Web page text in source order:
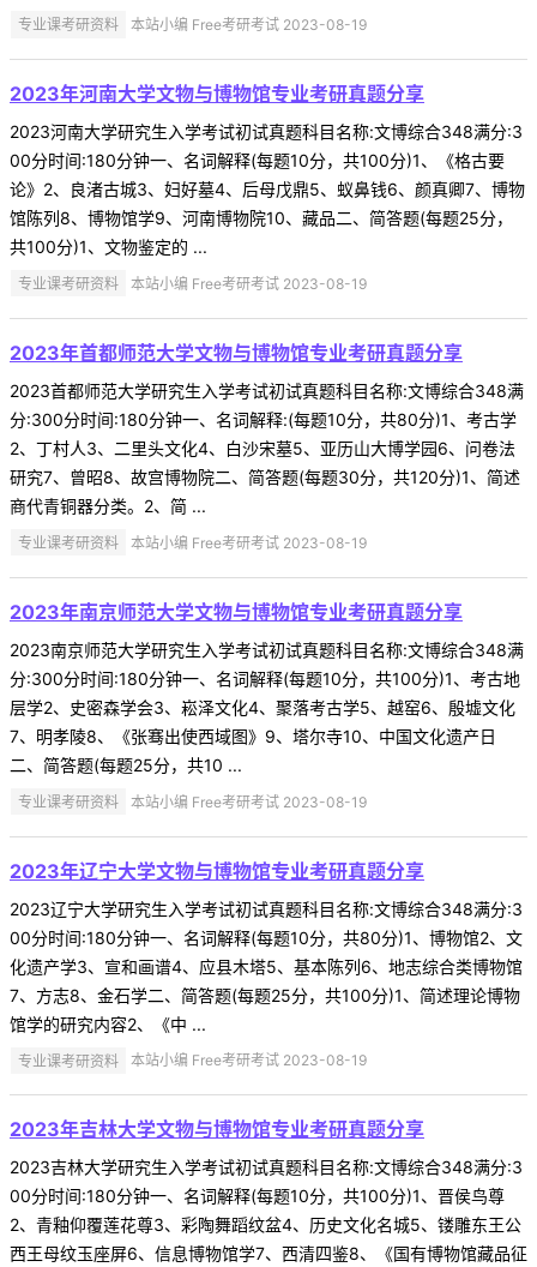
专业课考研资料 本站小编 Free考研考试 2023-08-19
2023年河南大学文物与博物馆专业考研真题分享
2023河南大学研究生入学考试初试真题科目名称:文博综合348满分:3
00分时间:180分钟一、名词解释(每题10分，共100分)1、《格古要
论》2、良渚古城3、妇好墓4、后母戊鼎5、蚁鼻钱6、颜真卿7、博物
馆陈列8、博物馆学9、河南博物院10、藏品二、简答题(每题25分，
共100分)1、文物鉴定的 ...
专业课考研资料 本站小编 Free考研考试 2023-08-19
2023年首都师范大学文物与博物馆专业考研真题分享
2023首都师范大学研究生入学考试初试真题科目名称:文博综合348满
分:300分时间:180分钟一、名词解释:(每题10分，共80分)1、考古学
2、丁村人3、二里头文化4、白沙宋墓5、亚历山大博学园6、问卷法
研究7、曾昭8、故宫博物院二、简答题(每题30分，共120分)1、简述
商代青铜器分类。2、简 ...
专业课考研资料 本站小编 Free考研考试 2023-08-19
2023年南京师范大学文物与博物馆专业考研真题分享
2023南京师范大学研究生入学考试初试真题科目名称:文博综合348满
分:300分时间:180分钟一、名词解释(每题10分，共100分)1、考古地
层学2、史密森学会3、崧泽文化4、聚落考古学5、越窑6、殷墟文化
7、明孝陵8、《张骞出使西域图》9、塔尔寺10、中国文化遗产日
二、简答题(每题25分，共10 ...
专业课考研资料 本站小编 Free考研考试 2023-08-19
2023年辽宁大学文物与博物馆专业考研真题分享
2023辽宁大学研究生入学考试初试真题科目名称:文博综合348满分:3
00分时间:180分钟一、名词解释(每题10分，共80分)1、博物馆2、文
化遗产学3、宣和画谱4、应县木塔5、基本陈列6、地志综合类博物馆
7、方志8、金石学二、简答题(每题25分，共100分)1、简述理论博物
馆学的研究内容2、《中 ...
专业课考研资料 本站小编 Free考研考试 2023-08-19
2023年吉林大学文物与博物馆专业考研真题分享
2023吉林大学研究生入学考试初试真题科目名称:文博综合348满分:3
00分时间:180分钟一、名词解释(每题10分，共100分)1、晋侯鸟尊
2、青釉仰覆莲花尊3、彩陶舞蹈纹盆4、历史文化名城5、镂雕东王公
西王母纹玉座屏6、信息博物馆学7、西清四鉴8、《国有博物馆藏品征